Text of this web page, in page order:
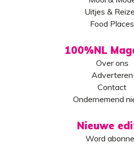
Uitjes &
Food Places
100%NL
Over ons
Adverteren
Contact
Ondernemend
Nieuwe
Word